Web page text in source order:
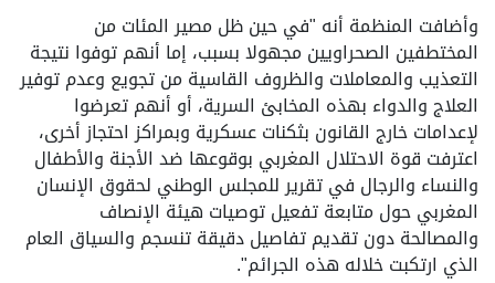
وأضافت المنظمة أنه "في حين ظل مصير المئات من
المختطفين الصحراويين مجهولا بسبب، إما أنهم توفوا نتيجة
التعذيب والمعاملات والظروف القاسية من تجويع وعدم توفير
العلاج والدواء بهذه المخابئ السرية، أو أنهم تعرضوا
لإعدامات خارج القانون بثكنات عسكرية وبمراكز احتجاز أخرى،
اعترفت قوة الاحتلال المغربي بوقوعها ضد الأجنة والأطفال
والنساء والرجال في تقرير للمجلس الوطني لحقوق الإنسان
المغربي حول متابعة تفعيل توصيات هيئة الإنصاف
والمصالحة دون تقديم تفاصيل دقيقة تنسجم والسياق العام
الذي ارتكبت خلاله هذه الجرائم".